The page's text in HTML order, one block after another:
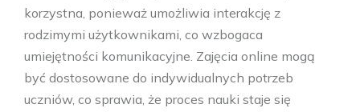
korzystna, ponieważ umożliwia interakcję z
rodzimymi użytkownikami, co wzbogaca
umiejętności komunikacyjne. Zajęcia online mogą
być dostosowane do indywidualnych potrzeb
uczniów, co sprawia, że proces nauki staje się